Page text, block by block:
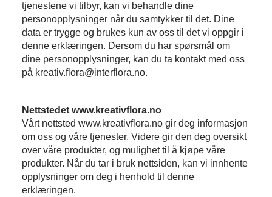
tjenestene vi tilbyr, kan vi behandle dine
personopplysninger når du samtykker til det. Dine
data er trygge og brukes kun av oss til det vi oppgir i
denne erklæringen. Dersom du har spørsmål om
dine personopplysninger, kan du ta kontakt med oss
på kreativ.flora@interflora.no.
Nettstedet www.kreativflora.no
Vårt nettsted www.kreativflora.no gir deg informasjon
om oss og våre tjenester. Videre gir den deg oversikt
over våre produkter, og mulighet til å kjøpe våre
produkter. Når du tar i bruk nettsiden, kan vi innhente
opplysninger om deg i henhold til denne
erklæringen.